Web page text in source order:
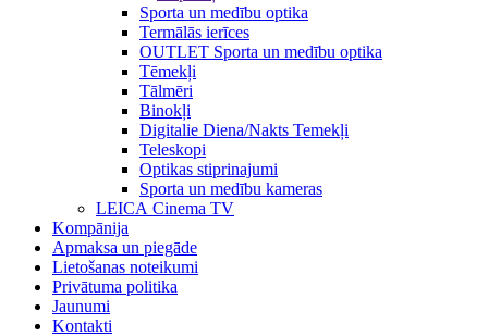
Sporta un medību optika
Termālās ierīces
OUTLET Sporta un medību optika
Tēmekļi
Tālmēri
Binokļi
Digitalie Diena/Nakts Temekļi
Teleskopi
Optikas stiprinajumi
Sporta un medību kameras
LEICA Cinema TV
Kompānija
Apmaksa un piegāde
Lietošanas noteikumi
Privātuma politika
Jaunumi
Kontakti